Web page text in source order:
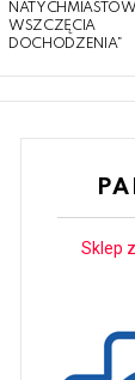
WSZCZĘCIA
DOCHODZENIA”
Sklep